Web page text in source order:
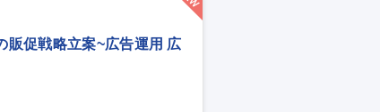
種 【プロダクト
販促戦略立案~広告運用 広